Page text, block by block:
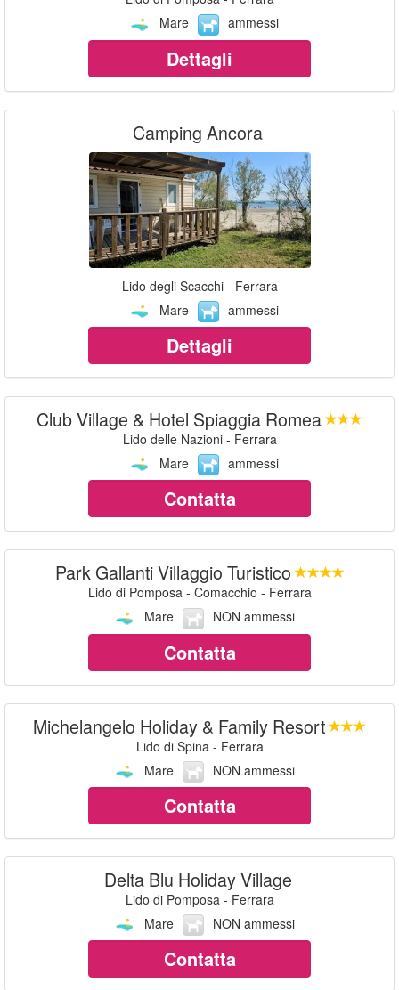
Mare
ammessi
Dettagli
Camping Ancora
Lido degli Scacchi - Ferrara
Mare
ammessi
Dettagli
Club Village & Hotel Spiaggia Romea
Lido delle Nazioni - Ferrara
Mare
ammessi
Contatta
Park Gallanti Villaggio Turistico
Lido di Pomposa - Comacchio - Ferrara
Mare
NON ammessi
Contatta
Michelangelo Holiday & Family Resort
Lido di Spina - Ferrara
Mare
NON ammessi
Contatta
Delta Blu Holiday Village
Lido di Pomposa - Ferrara
Mare
NON ammessi
Contatta